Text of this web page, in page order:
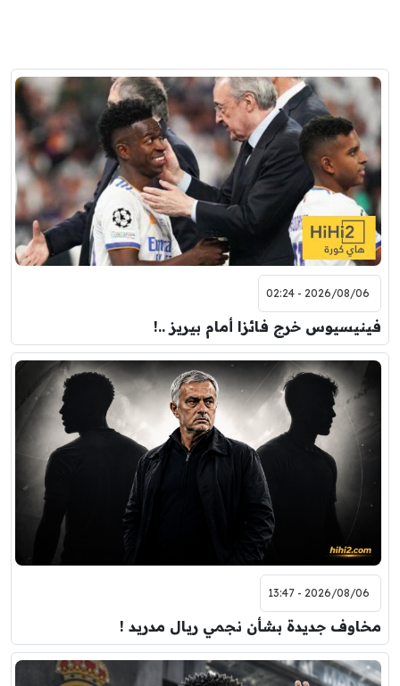
2026/08/06 - 02:24
فينيسيوس خرج فائزا أمام بيريز ..!
2026/08/06 - 13:47
مخاوف جديدة بشأن نجمي ريال مدريد !